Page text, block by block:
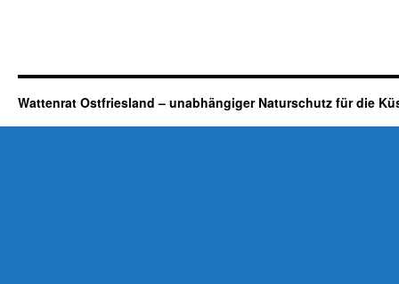
Wattenrat Ostfriesland – unabhängiger Naturschutz für die